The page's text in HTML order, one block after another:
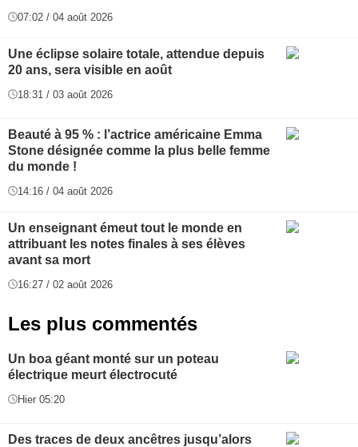
07:02 / 04 août 2026
Une éclipse solaire totale, attendue depuis
20 ans, sera visible en août
18:31 / 03 août 2026
Beauté à 95 % : l’actrice américaine Emma
Stone désignée comme la plus belle femme
du monde !
14:16 / 04 août 2026
Un enseignant émeut tout le monde en
attribuant les notes finales à ses élèves
avant sa mort
16:27 / 02 août 2026
Les plus commentés
Un boa géant monté sur un poteau
électrique meurt électrocuté
Hier 05:20
Des traces de deux ancêtres jusqu’alors